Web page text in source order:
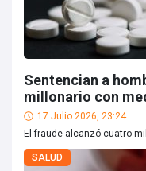
Sentencian a
millonario con
17 Julio 2026, 23:24
El fraude alcanzó cuatro
SALUD